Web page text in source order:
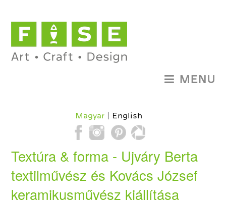
Magyar English
MENU
Textúra & forma - Ujváry Berta
textilművész és Kovács József
keramikusművész kiállítása